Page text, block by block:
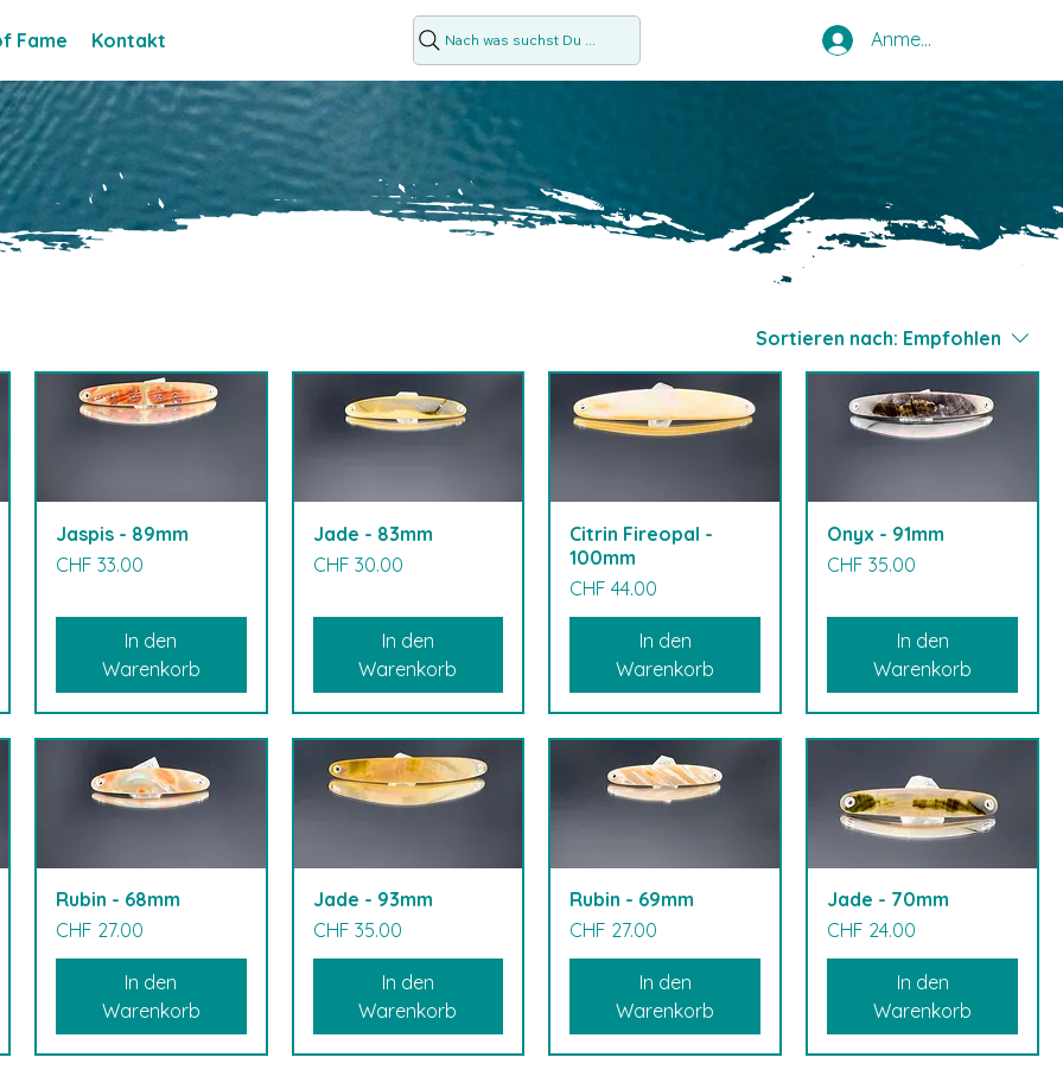
Fame Kontakt Nach was suchst Du ... Anmelden
Sortieren nach: Empfohlen
Jaspis - 89mm
Preis
CHF 33.00
In den
Warenkorb
Jade - 83mm
Preis
CHF 30.00
In den
Warenkorb
Citrin Fireopal -
100mm
Preis
CHF 44.00
In den
Warenkorb
Onyx - 91mm
Preis
CHF 35.00
In den
Warenkorb
Rubin - 68mm
Preis
CHF 27.00
In den
Warenkorb
Jade - 93mm
Preis
CHF 35.00
In den
Warenkorb
Rubin - 69mm
Preis
CHF 27.00
In den
Warenkorb
Jade - 70mm
Preis
CHF 24.00
In den
Warenkorb